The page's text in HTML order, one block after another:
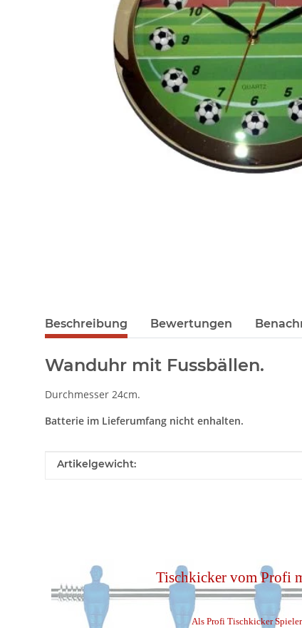
Beschreibung Bewertungen
Wanduhr mit Fussbällen.
Durchmesser 24cm.
Batterie im Lieferumfang nicht enhalten.
Produkteigenschaft
Wert
Artikelgewicht:
Tischkicker vom Profi
Als Profi Tischkicker